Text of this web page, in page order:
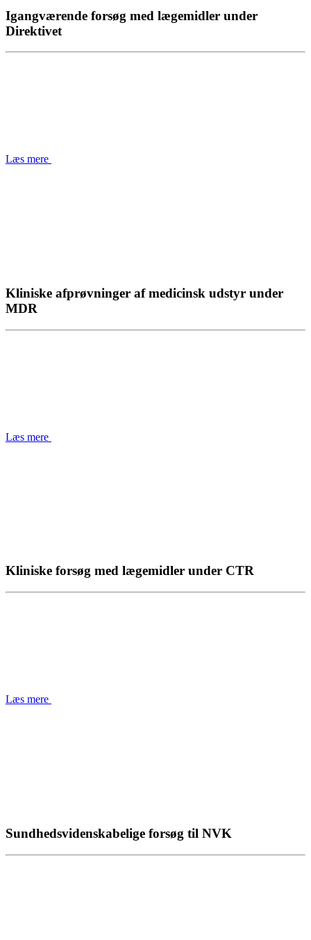
Igangværende forsøg med lægemidler under
Direktivet
Læs mere
Kliniske afprøvninger af medicinsk udstyr under
MDR
Læs mere
Kliniske forsøg med lægemidler under CTR
Læs mere
Sundhedsvidenskabelige forsøg til NVK